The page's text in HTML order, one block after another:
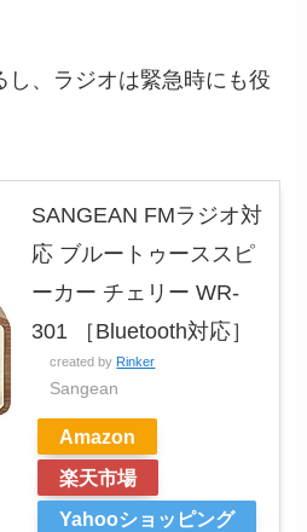
し、ラジオは緊急時にも役
SANGEAN FMラジオ対
応 ブルートゥーススピ
ーカー チェリー WR-
301 ［Bluetooth対応］
created by Rinker
Sangean
Amazon
楽天市場
Yahooショッピング